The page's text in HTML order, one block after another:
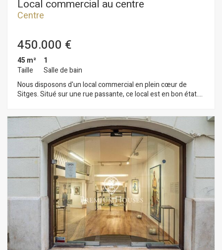
Local commercial au centre
Centre
450.000 €
45 m²
Taille
1
Salle de bain
Nous disposons d'un local commercial en plein cœur de
Sitges. Situé sur une rue passante, ce local est en bon état.
local se trouve au centre de Sitges, un quartier réputé pour sa
proximité avec les commerces et services essentiels et la
plage.